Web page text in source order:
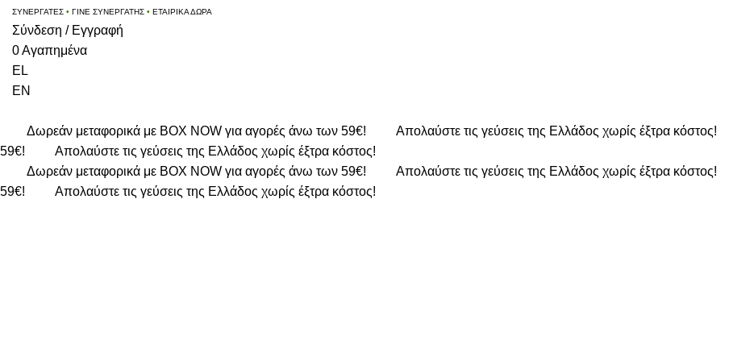
ΣΥΝΕΡΓΑΤΕΣ • ΓΙΝΕ ΣΥΝΕΡΓΑΤΗΣ • ΕΤΑΙΡΙΚΑ ΔΩΡΑ
Σύνδεση / Εγγραφή
0Αγαπημένα
EL
EN
Δωρεάν μεταφορικά με BOX NOW για αγορές άνω των 59€! Απολαύστε τις γεύσεις της Ελλάδος χωρίς έξτρα κόστος!
59€!
Απολαύστε τις γεύσεις της Ελλάδος χωρίς έξτρα κόστος!
Δωρεάν μεταφορικά με BOX NOW για αγορές άνω των 59€!
Απολαύστε τις γεύσεις της Ελλάδος χωρίς έξτρα κόστος!
59€!
Απολαύστε τις γεύσεις της Ελλάδος χωρίς έξτρα κόστος!